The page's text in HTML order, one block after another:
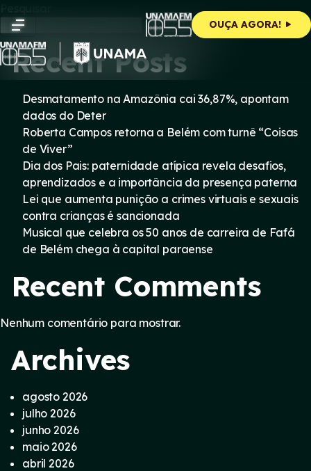
content
OUÇA AGORA!
Pesquisar
Pesquisar
Recent Posts
Desmatamento na Amazônia cai 36,87%, apontam
dados do Deter
Roberta Campos retorna a Belém com turnê “Coisas
de Viver”
Dia dos Pais: paternidade atípica revela desafios,
aprendizados e a importância da presença paterna
Lei que aumenta punição a crimes virtuais e sexuais
contra crianças é sancionada
Musical que celebra os 50 anos de carreira de Fafá
de Belém chega à capital paraense
Recent Comments
Nenhum comentário para mostrar.
Archives
agosto 2026
julho 2026
junho 2026
maio 2026
abril 2026